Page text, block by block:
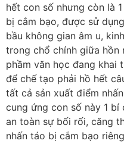
hết con số nhưng còn là
bị cắm bạo, được sử
bầu không gian âm u,
trong chổ chính giữa hồn
phầm văn học đang khai
để chế tạo phải hồ hết
tất cả sản xuất điểm
cung ứng con số này 1
an toàn sự bối rối, căng
nhấn táo bị cắm bạo